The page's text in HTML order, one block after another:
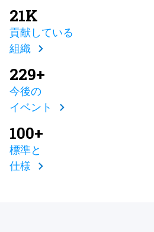
21K
貢献している
組織
229+
今後の
イベント
100+
標準と
仕様